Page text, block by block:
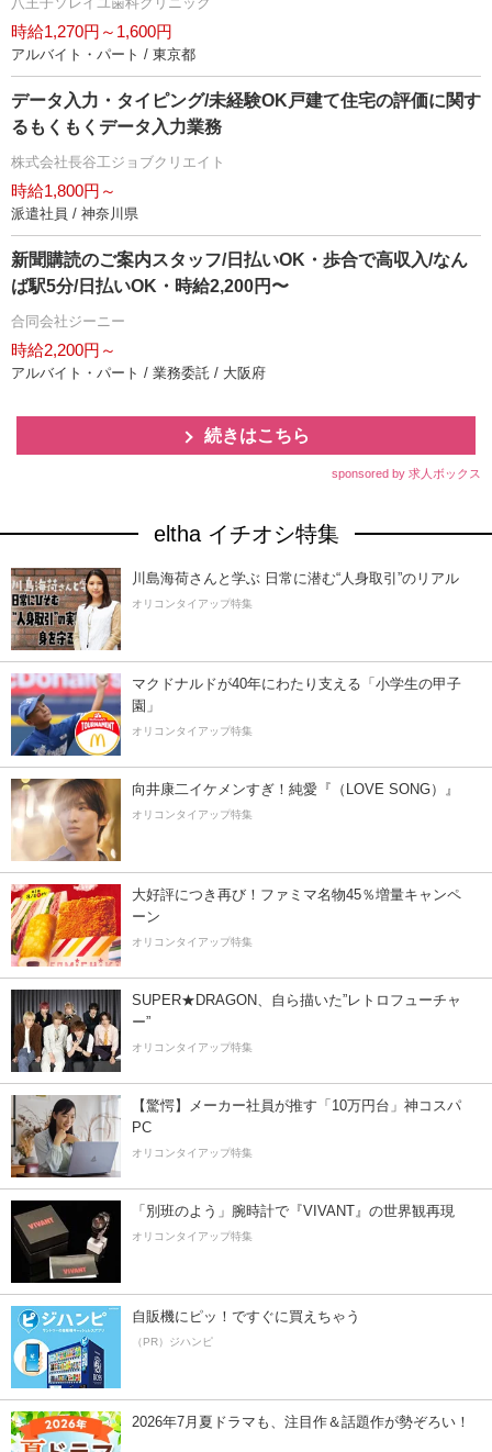
時給1,270円～1,600円
アルバイト・パート / 東京都
データ入力・タイピング/未経験OK戸建て住宅の評価に関す
るもくもくデータ入力業務
株式会社長谷工ジョブクリエイト
時給1,800円～
派遣社員 / 神奈川県
新聞購読のご案内スタッフ/日払いOK・歩合で高収入/なん
ば駅5分/日払いOK・時給2,200円〜
合同会社ジーニー
時給2,200円～
アルバイト・パート / 業務委託 / 大阪府
続きはこちら
sponsored by 求人ボックス
eltha イチオシ特集
川島海荷さんと学ぶ 日常に潜む“人身取引”のリアル
オリコンタイアップ特集
マクドナルドが40年にわたり支える「小学生の甲子
園」
オリコンタイアップ特集
向井康二イケメンすぎ！純愛『（LOVE SONG）』
オリコンタイアップ特集
大好評につき再び！ファミマ名物45％増量キャンペ
ーン
オリコンタイアップ特集
SUPER★DRAGON、自ら描いた”レトロフューチャ
ー”
オリコンタイアップ特集
【驚愕】メーカー社員が推す「10万円台」神コスパ
PC
オリコンタイアップ特集
「別班のよう」腕時計で『VIVANT』の世界観再現
オリコンタイアップ特集
自販機にピッ！ですぐに買えちゃう
（PR）ジハンピ
2026年7月夏ドラマも、注目作＆話題作が勢ぞろい！